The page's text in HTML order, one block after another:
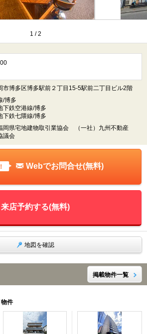
1 /2
市博多区博多駅前２丁目15-5駅前二丁目ビル2階
/博多
下鉄空港線/博多
下鉄七隈線/博多
岡県宅地建物取引業協会 （一社）九州不動産
議会
Webでお問合せ(無料)
来店予約する(無料)
地図を確認
掲載物件一覧
件